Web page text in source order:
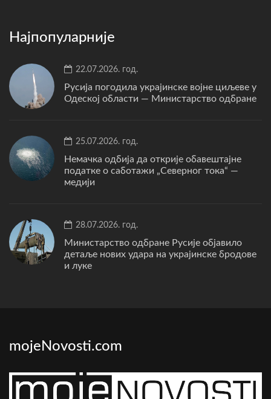
Најпопуларније
22.07.2026. год.
Русија погодила украјинске војне циљеве у
Одеској области — Министарство одбране
25.07.2026. год.
Немачка одбија да открије обавештајне
податке о саботажи „Северног тока“ —
медији
28.07.2026. год.
Министарство одбране Русије објавило
детаље нових удара на украјинске бродове
и луке
mojeNovosti.com